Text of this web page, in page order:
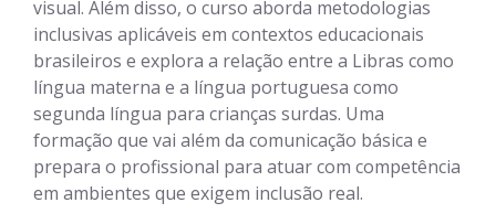
visual. Além disso, o curso aborda metodologias
inclusivas aplicáveis em contextos educacionais
brasileiros e explora a relação entre a Libras como
língua materna e a língua portuguesa como
segunda língua para crianças surdas. Uma
formação que vai além da comunicação básica e
prepara o profissional para atuar com competência
em ambientes que exigem inclusão real.